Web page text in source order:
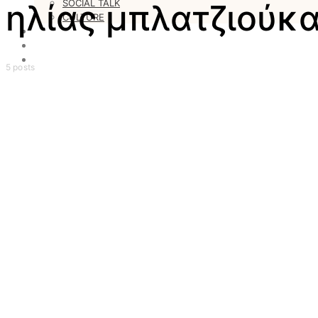
SOCIAL TALK
CULTURE
LOVESTARS
ηλίας
5 posts